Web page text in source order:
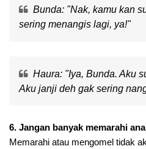
Bunda: "Nak, kamu kan
sering menangis lagi, ya!"
Haura: "Iya, Bunda. Aku
Aku janji deh gak sering
6. Jangan banyak memarahi
Memarahi atau mengomel tidak